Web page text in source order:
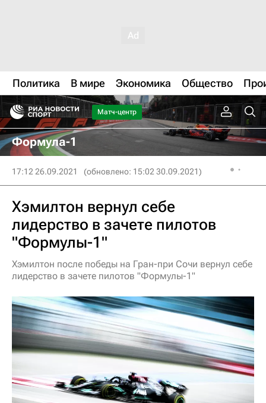
Политика В мире Экономика Общество
Матч-центр
Формула-1
17:12 26.09.2021 (обновлено: 15:02 30.09.2021)
Хэмилтон вернул себе
лидерство в зачете пилотов
"Формулы-1"
Хэмилтон после победы на Гран-при Сочи вернул себе
лидерство в зачете пилотов "Формулы-1"